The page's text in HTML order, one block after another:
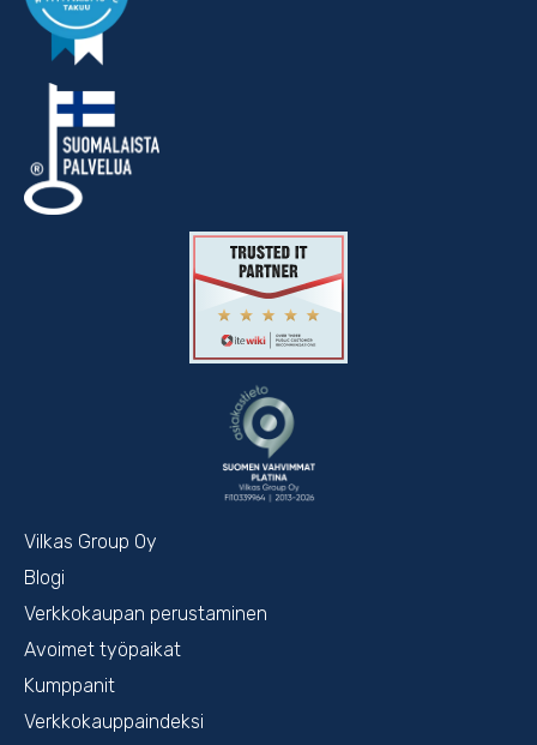
Vilkas Group Oy
Blogi
Verkkokaupan perustaminen
Avoimet työpaikat
Kumppanit
Verkkokauppaindeksi